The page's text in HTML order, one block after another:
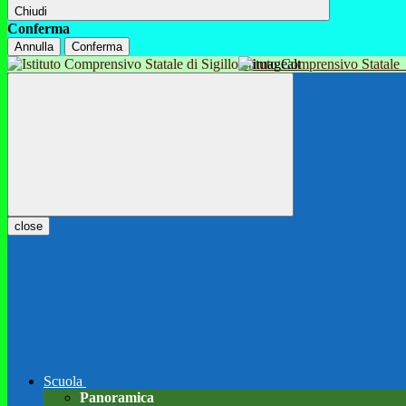
Chiudi
Conferma
Annulla Conferma
Istituto Comprensivo Statale
close
Scuola
Panoramica